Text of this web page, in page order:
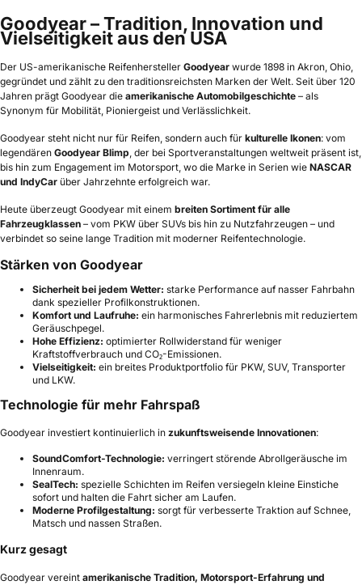
Goodyear – Tradition, Innovation und
Vielseitigkeit aus den USA
Der US-amerikanische Reifenhersteller Goodyear wurde 1898 in Akron, Ohio,
gegründet und zählt zu den traditionsreichsten Marken der Welt. Seit über 120
Jahren prägt Goodyear die amerikanische Automobilgeschichte – als
Synonym für Mobilität, Pioniergeist und Verlässlichkeit.
Goodyear steht nicht nur für Reifen, sondern auch für kulturelle Ikonen: vom
legendären Goodyear Blimp, der bei Sportveranstaltungen weltweit präsent ist,
bis hin zum Engagement im Motorsport, wo die Marke in Serien wie NASCAR
und IndyCar über Jahrzehnte erfolgreich war.
Heute überzeugt Goodyear mit einem breiten Sortiment für alle
Fahrzeugklassen – vom PKW über SUVs bis hin zu Nutzfahrzeugen – und
verbindet so seine lange Tradition mit moderner Reifentechnologie.
Stärken von Goodyear
Sicherheit bei jedem Wetter: starke Performance auf nasser Fahrbahn
dank spezieller Profilkonstruktionen.
Komfort und Laufruhe: ein harmonisches Fahrerlebnis mit reduziertem
Geräuschpegel.
Hohe Effizienz: optimierter Rollwiderstand für weniger
Kraftstoffverbrauch und CO₂-Emissionen.
Vielseitigkeit: ein breites Produktportfolio für PKW, SUV, Transporter
und LKW.
Technologie für mehr Fahrspaß
Goodyear investiert kontinuierlich in zukunftsweisende Innovationen:
SoundComfort-Technologie: verringert störende Abrollgeräusche im
Innenraum.
SealTech: spezielle Schichten im Reifen versiegeln kleine Einstiche
sofort und halten die Fahrt sicher am Laufen.
Moderne Profilgestaltung: sorgt für verbesserte Traktion auf Schnee,
Matsch und nassen Straßen.
Kurz gesagt
Goodyear vereint amerikanische Tradition, Motorsport-Erfahrung und